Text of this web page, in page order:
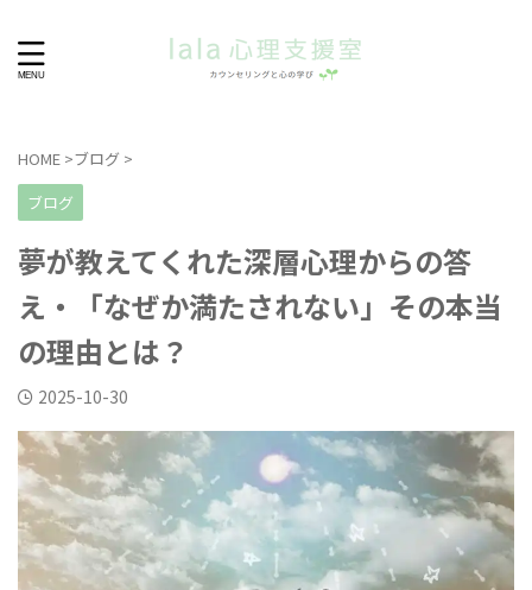
HOME >ブログ >
ブログ
夢が教えてくれた深層心理からの答
え・「なぜか満たされない」その本当
の理由とは？
2025-10-30